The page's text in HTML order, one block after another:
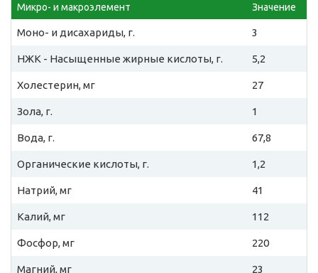
Микро- и макроэлемент Значение
Моно- и дисахариды, г. 3
НЖК - Насыщенные жирные кислоты, г. 5,2
Холестерин, мг 27
Зола, г. 1
Вода, г. 67,8
Органические кислоты, г. 1,2
Натрий, мг 41
Калий, мг 112
Фосфор, мг 220
Магний, мг 23